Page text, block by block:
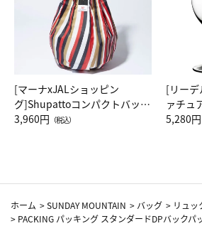
[マーナxJALショッピン
グ]Shupattoコンパクトバッグ
Drop JAL客室乗務員（LC）ス
3,960円 （税込）
[リーデ
ァチュ
ト（レ
5,280円
ホーム >SUNDAY MOUNTAIN > バッグ > リュッ
> PACKING パッキング スタンダードDPバックパ